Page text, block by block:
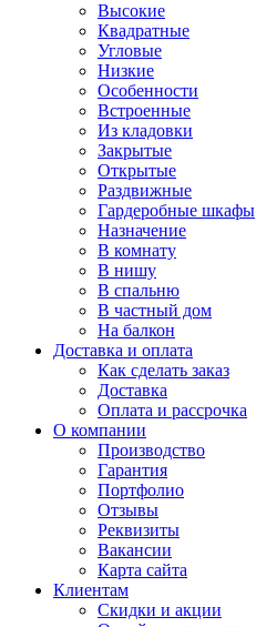
Высокие
Квадратные
Угловые
Низкие
Особенности
Встроенные
Из кладовки
Закрытые
Открытые
Раздвижные
Гардеробные шкафы
Назначение
В комнату
В нишу
В спальню
В частный дом
На балкон
Доставка и оплата
Как сделать заказ
Доставка
Оплата и рассрочка
О компании
Производство
Гарантия
Портфолио
Отзывы
Реквизиты
Вакансии
Карта сайта
Клиентам
Скидки и акции